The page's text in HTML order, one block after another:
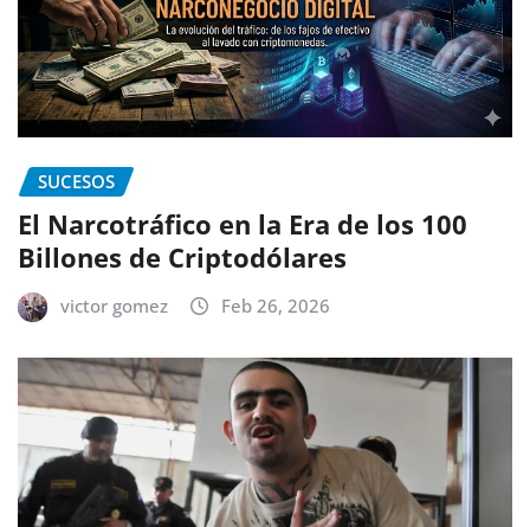
SUCESOS
El Narcotráfico en la Era de los 100
Billones de Criptodólares
victor gomez Feb 26, 2026